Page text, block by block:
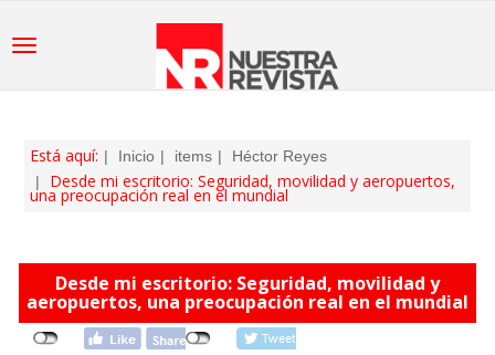
Está aquí: Inicio items Héctor Reyes
Desde mi escritorio: Seguridad, movilidad y aeropuertos,
una preocupación real en el mundial
Desde mi escritorio: Seguridad, movilidad y
aeropuertos, una preocupación real en el mundial